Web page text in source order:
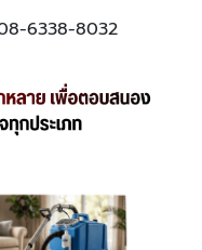
6338-8032